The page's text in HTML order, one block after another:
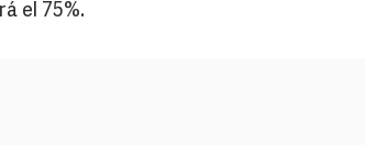
el 75%.